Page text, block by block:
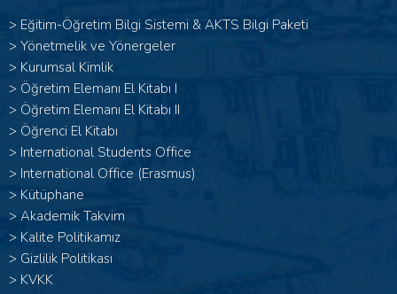
> Eğitim-Öğretim Bilgi Sistemi & AKTS Bilgi Paketi
> Yönetmelik ve Yönergeler
> Kurumsal Kimlik
> Öğretim Elemanı El Kitabı I
> Öğretim Elemanı El Kitabı II
> Öğrenci El Kitabı
> International Students Office
> International Office (Erasmus)
> Kütüphane
> Akademik Takvim
> Kalite Politikamız
> Gizlilik Politikası
> KVKK